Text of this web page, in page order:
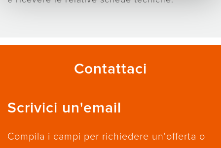
Contattaci
Scrivici un'email
Compila i campi per richiedere un'offerta o